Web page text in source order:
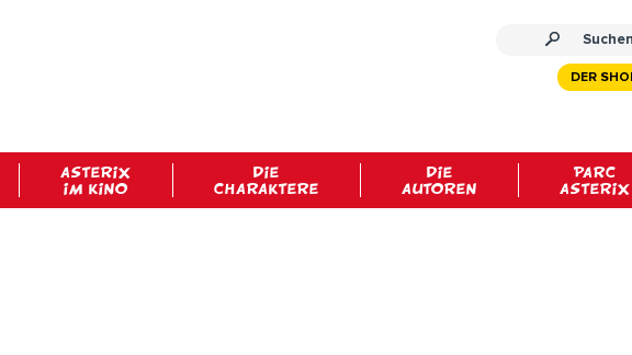
DER
ASTERIX
IM KINO
DIE
CHARAKTERE
DIE
AUTOREN
PARC
ASTERIX